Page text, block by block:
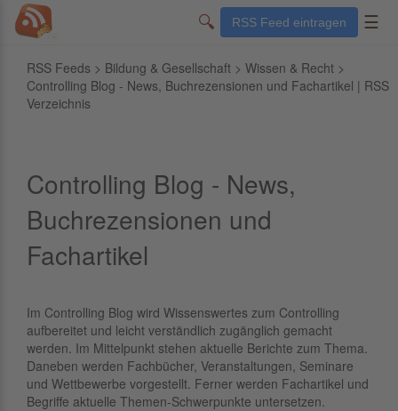
🔍 RSS Feed eintragen ☰
RSS Feeds > Bildung & Gesellschaft > Wissen & Recht >
Controlling Blog - News, Buchrezensionen und Fachartikel | RSS
Verzeichnis
Controlling Blog - News,
Buchrezensionen und
Fachartikel
Im Controlling Blog wird Wissenswertes zum Controlling
aufbereitet und leicht verständlich zugänglich gemacht
werden. Im Mittelpunkt stehen aktuelle Berichte zum Thema.
Daneben werden Fachbücher, Veranstaltungen, Seminare
und Wettbewerbe vorgestellt. Ferner werden Fachartikel und
Begriffe aktuelle Themen-Schwerpunkte untersetzen.